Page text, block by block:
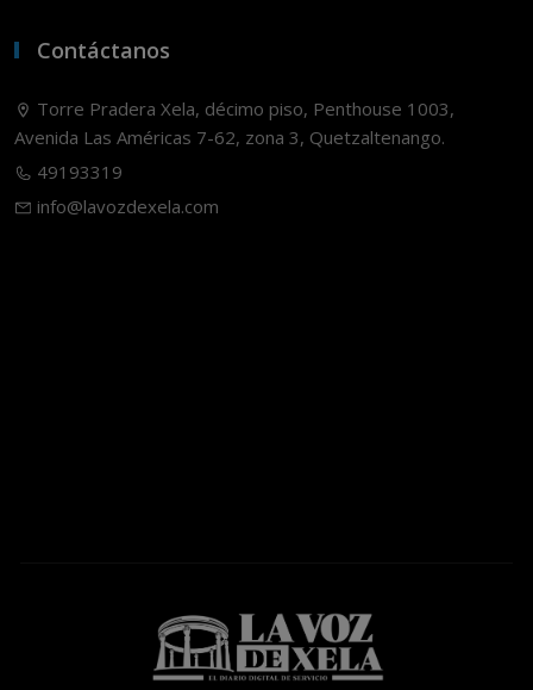
Contáctanos
Torre Pradera Xela, décimo piso, Penthouse 1003,
Avenida Las Américas 7-62, zona 3, Quetzaltenango.
49193319
info@lavozdexela.com